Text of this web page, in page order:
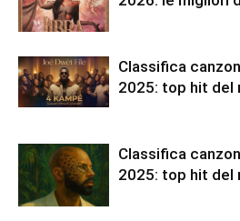
Classifica
2025: top hit del
Classifica
2025: top hit del